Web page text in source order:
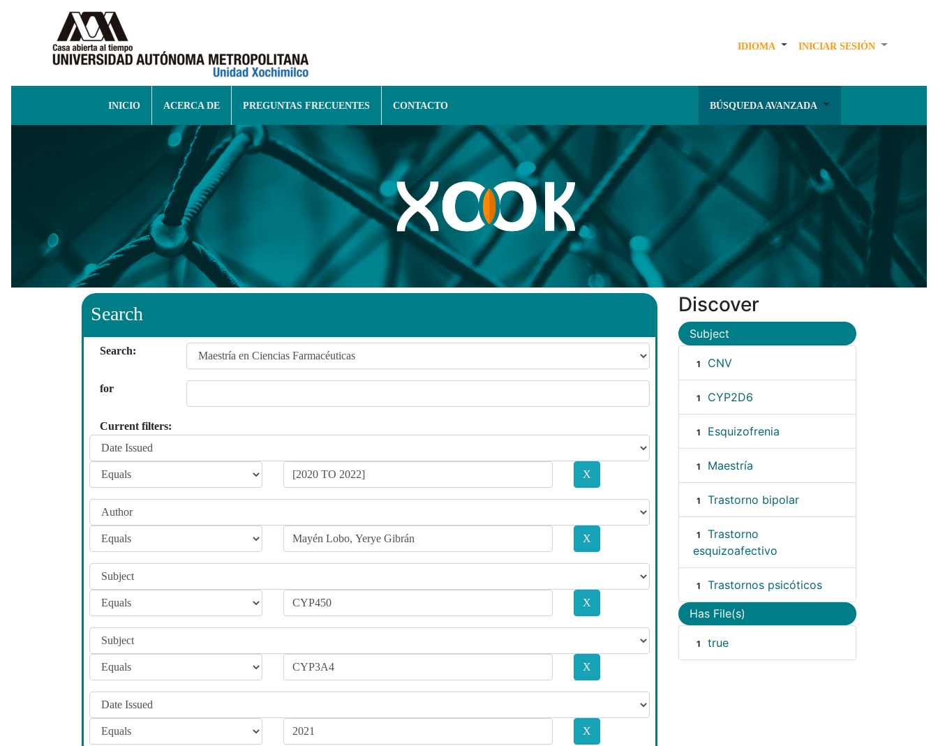
IDIOMA INICIAR SESIÓN
INICIO ACERCA DE PREGUNTAS FRECUENTES CONTACTO BÚSQUEDA AVANZADA
Search
Search:
for
Current filters:
Discover
Subject
1 CNV
1 CYP2D6
1 Esquizofrenia
1 Maestría
1 Trastorno bipolar
1
Trastorno
esquizoafectivo
1 Trastornos psicóticos
Has File(s)
1 true